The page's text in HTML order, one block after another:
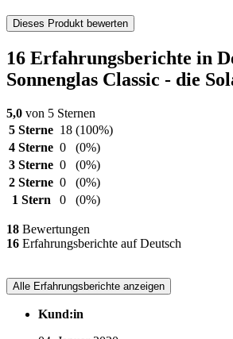
Dieses Produkt bewerten
16 Erfahrungsberichte in
Sonnenglas Classic - die
5,0 von 5 Sternen
5 Sterne 18 (100%)
4 Sterne 0
(0%)
3 Sterne 0
(0%)
2 Sterne 0
(0%)
1 Stern
0 (0%)
18 Bewertungen
16 Erfahrungsberichte auf Deutsch
Alle Erfahrungsberichte anzeigen
Kund:in